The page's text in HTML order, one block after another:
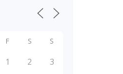
F S S
1 2 3